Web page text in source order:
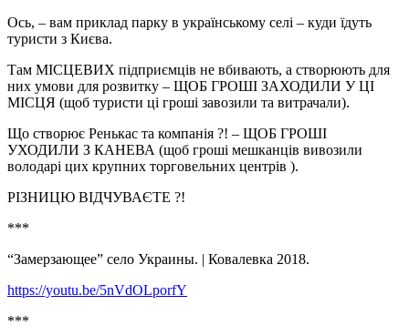
Ось, – вам приклад парку в українському селі – куди їдуть
туристи з Києва.
Там МІСЦЕВИХ підприємців не вбивають, а створюють для
них умови для розвитку – ЩОБ ГРОШІ ЗАХОДИЛИ У ЦІ
МІСЦЯ (щоб туристи ці гроші завозили та витрачали).
Що створює Ренькас та компанія ?! – ЩОБ ГРОШІ
УХОДИЛИ З КАНЕВА (щоб гроші мешканців вивозили
володарі цих крупних торговельних центрів ).
РІЗНИЦЮ ВІДЧУВАЄТЕ ?!
***
“Замерзающее” село Украины. | Ковалевка 2018.
https://youtu.be/5nVdOLporfY
***